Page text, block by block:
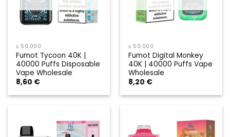
≤ 50.000
Fumot Tycoon 40K |
40000 Puffs Disposable
Vape Wholesale
8,60 €
≤ 50.000
Fumot Digital Monkey
40K | 40000 Puffs Vape
Wholesale
8,20 €